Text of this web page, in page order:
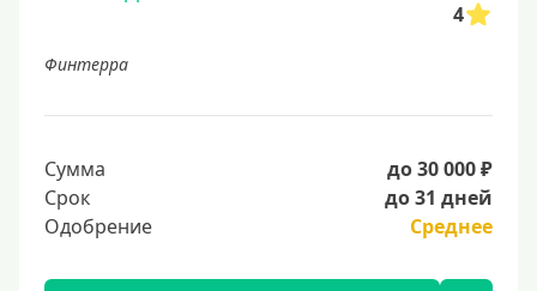
4
Финтерра
Сумма
до 30 000 ₽
Срок
до 31 дней
Одобрение
Среднее